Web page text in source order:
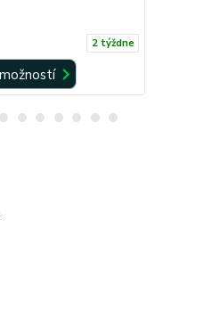
2 týždne